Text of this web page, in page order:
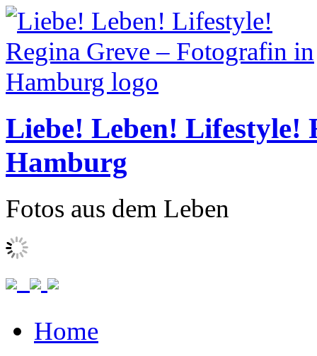
Liebe! Leben! Lifestyle!
Hamburg
Fotos aus dem Leben
Home